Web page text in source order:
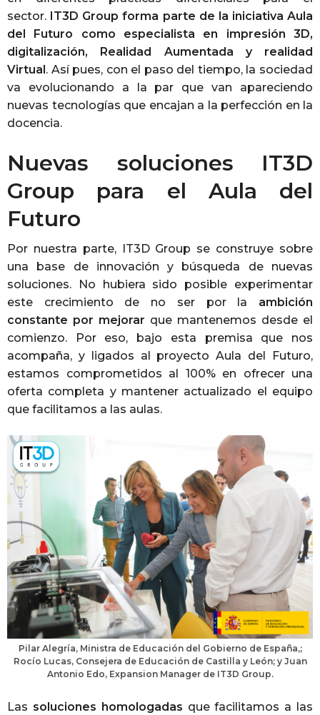
sector. IT3D Group forma parte de la iniciativa Aula
del Futuro como especialista en impresión 3D,
digitalización, Realidad Aumentada y realidad
Virtual. Así pues, con el paso del tiempo, la sociedad
va evolucionando a la par que van apareciendo
nuevas tecnologías que encajan a la perfección en la
docencia.
Nuevas soluciones IT3D
Group para el Aula del
Futuro
Por nuestra parte, IT3D Group se construye sobre
una base de innovación y búsqueda de nuevas
soluciones. No hubiera sido posible experimentar
este crecimiento de no ser por la ambición
constante por mejorar que mantenemos desde el
comienzo. Por eso, bajo esta premisa que nos
acompaña, y ligados al proyecto Aula del Futuro,
estamos comprometidos al 100% en ofrecer una
oferta completa y mantener actualizado el equipo
que facilitamos a las aulas.
Pilar Alegría, Ministra de Educación del Gobierno de España,;
Rocío Lucas, Consejera de Educación de Castilla y León; y Juan
Antonio Edo, Expansion Manager de IT3D Group.
Las soluciones homologadas que facilitamos a las